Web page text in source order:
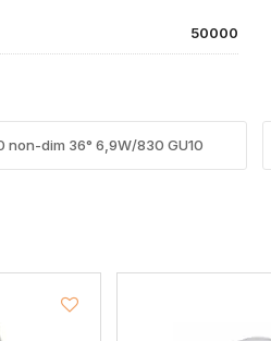
50000
non-dim 36° 6,9W/830 GU10